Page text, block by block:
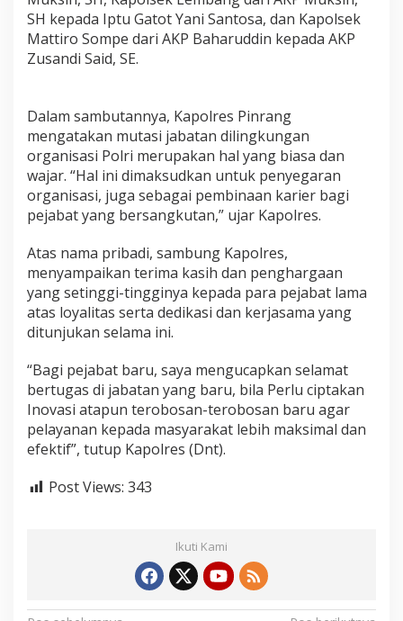
a
t
d
a
e
r
a
h
T
e
r
m
a
J
a
b
t
n
P
e
s
o
i
r
e
SH kepada Iptu Gatot Yani Santosa, dan Kapolsek
Mattiro Sompe dari AKP Baharuddin kepada AKP
Zusandi Said, SE.
Dalam sambutannya, Kapolres Pinrang
mengatakan mutasi jabatan dilingkungan
organisasi Polri merupakan hal yang biasa dan
wajar. “Hal ini dimaksudkan untuk penyegaran
organisasi, juga sebagai pembinaan karier bagi
pejabat yang bersangkutan,” ujar Kapolres.
Atas nama pribadi, sambung Kapolres,
menyampaikan terima kasih dan penghargaan
yang setinggi-tingginya kepada para pejabat lama
atas loyalitas serta dedikasi dan kerjasama yang
ditunjukan selama ini.
“Bagi pejabat baru, saya mengucapkan selamat
bertugas di jabatan yang baru, bila Perlu ciptakan
Inovasi atapun terobosan-terobosan baru agar
pelayanan kepada masyarakat lebih maksimal dan
efektif”, tutup Kapolres (Dnt).
Post Views: 343
Ikuti Kami